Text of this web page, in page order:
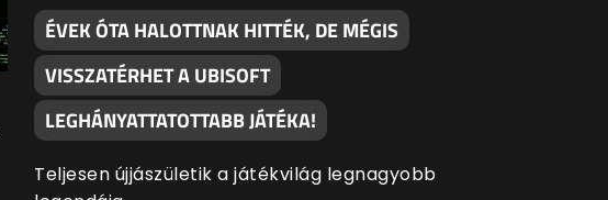
ÉVEK ÓTA HALOTTNAK HITTÉK, DE MÉGIS
VISSZATÉRHET A UBISOFT
LEGHÁNYATTATOTTABB JÁTÉKA!
Teljesen újjászületik a játékvilág legnagyobb